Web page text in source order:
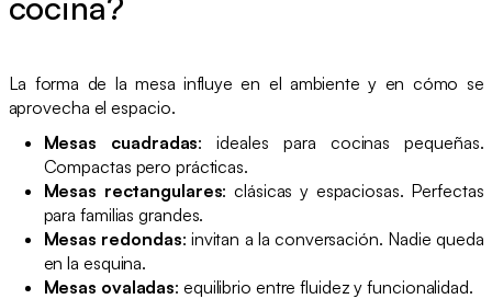
La forma de la mesa influye en el ambiente y en cómo se
aprovecha el espacio.
Mesas cuadradas: ideales para cocinas pequeñas.
Compactas pero prácticas.
Mesas rectangulares: clásicas y espaciosas. Perfectas
para familias grandes.
Mesas redondas: invitan a la conversación. Nadie queda
en la esquina.
Mesas ovaladas: equilibrio entre fluidez y funcionalidad.